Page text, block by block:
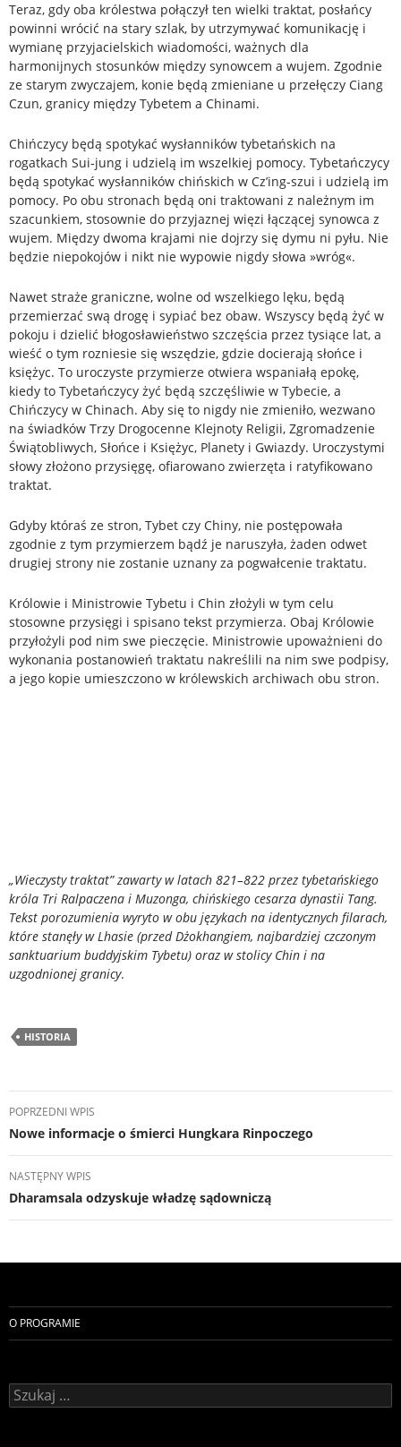
Teraz, gdy oba królestwa połączył ten wielki traktat, posłańcy
powinni wrócić na stary szlak, by utrzymywać komunikację i
wymianę przyjacielskich wiadomości, ważnych dla
harmonijnych stosunków między synowcem a wujem. Zgodnie
ze starym zwyczajem, konie będą zmieniane u przełęczy Ciang
Czun, granicy między Tybetem a Chinami.
Chińczycy będą spotykać wysłanników tybetańskich na
rogatkach Sui-jung i udzielą im wszelkiej pomocy. Tybetańczycy
będą spotykać wysłanników chińskich w Cz’ing-szui i udzielą im
pomocy. Po obu stronach będą oni traktowani z należnym im
szacunkiem, stosownie do przyjaznej więzi łączącej synowca z
wujem. Między dwoma krajami nie dojrzy się dymu ni pyłu. Nie
będzie niepokojów i nikt nie wypowie nigdy słowa »wróg«.
Nawet straże graniczne, wolne od wszelkiego lęku, będą
przemierzać swą drogę i sypiać bez obaw. Wszyscy będą żyć w
pokoju i dzielić błogosławieństwo szczęścia przez tysiące lat, a
wieść o tym rozniesie się wszędzie, gdzie docierają słońce i
księżyc. To uroczyste przymierze otwiera wspaniałą epokę,
kiedy to Tybetańczycy żyć będą szczęśliwie w Tybecie, a
Chińczycy w Chinach. Aby się to nigdy nie zmieniło, wezwano
na świadków Trzy Drogocenne Klejnoty Religii, Zgromadzenie
Świątobliwych, Słońce i Księżyc, Planety i Gwiazdy. Uroczystymi
słowy złożono przysięgę, ofiarowano zwierzęta i ratyfikowano
traktat.
Gdyby któraś ze stron, Tybet czy Chiny, nie postępowała
zgodnie z tym przymierzem bądź je naruszyła, żaden odwet
drugiej strony nie zostanie uznany za pogwałcenie traktatu.
Królowie i Ministrowie Tybetu i Chin złożyli w tym celu
stosowne przysięgi i spisano tekst przymierza. Obaj Królowie
przyłożyli pod nim swe pieczęcie. Ministrowie upoważnieni do
wykonania postanowień traktatu nakreślili na nim swe podpisy,
a jego kopie umieszczono w królewskich archiwach obu stron.
„Wieczysty traktat” zawarty w latach 821–822 przez tybetańskiego
króla Tri Ralpaczena i Muzonga, chińskiego cesarza dynastii Tang.
Tekst porozumienia wyryto w obu językach na identycznych filarach,
które stanęły w Lhasie (przed Dżokhangiem, najbardziej czczonym
sanktuarium buddyjskim Tybetu) oraz w stolicy Chin i na
uzgodnionej granicy.
HISTORIA
Nawigacja
wpisu
POPRZEDNI WPIS
Nowe informacje o śmierci Hungkara Rinpoczego
NASTĘPNY WPIS
Dharamsala odzyskuje władzę sądowniczą
O PROGRAMIE
Szukaj: